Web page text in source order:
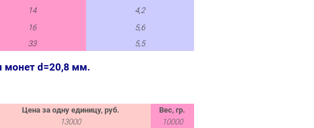
14
4,2
16
5,6
33 5,5
монет d=20,8 мм.
Цена за одну единицу, руб.
Вес, гр.
13000
10000